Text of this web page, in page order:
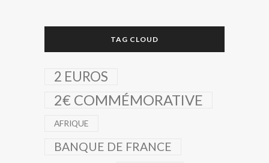
TAG CLOUD
2 EUROS
2€ COMMÉMORATIVE
AFRIQUE
BANQUE DE FRANCE